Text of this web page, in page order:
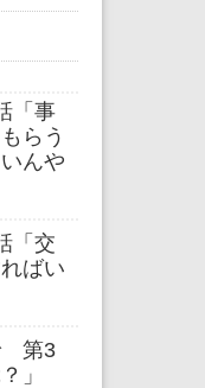
「事
らう
んや
「交
ばい
第3
」